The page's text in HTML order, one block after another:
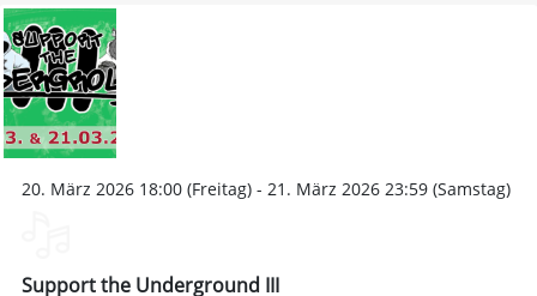
20. März 2026 18:00 (Freitag) - 21. März 2026 23:59 (Samstag)
Support the Underground III